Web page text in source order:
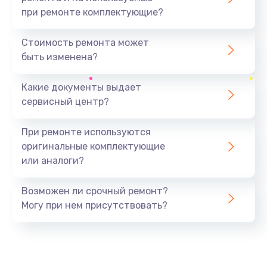
2900 руб.
Восстановление после падения
Пайка и ремонт платы
Заказать
при ремонте комплектующие?
Стоимость ремонта может
быть изменена?
Какие документы выдает
сервисный центр?
При ремонте используются
оригинальные комплектующие
или аналоги?
Возможен ли срочный ремонт?
Могу при нем присутствовать?